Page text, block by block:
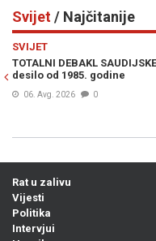
Svijet/ Najčitanije
nije
HILLARY CLINTON U
„Spremna sam
Rat u zalivu
Vijesti
Politika
Intervjui